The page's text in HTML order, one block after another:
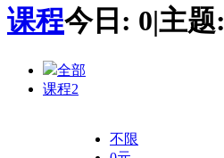
课程今日: 0|主题:
全部
课程2
不限